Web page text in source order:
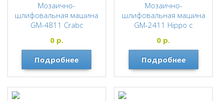
Мозаично-
шлифовальная машина
GM-4811 Crabc
"СПЛИТСТОУН"
СПЛИТСТОУН
0р.
Подробнее
Мозаично-
шлифовальная машина
GM-2411 Hippo c
"СПЛИТСТОУН"
СПЛИТСТОУН
0 р.
Подробнее